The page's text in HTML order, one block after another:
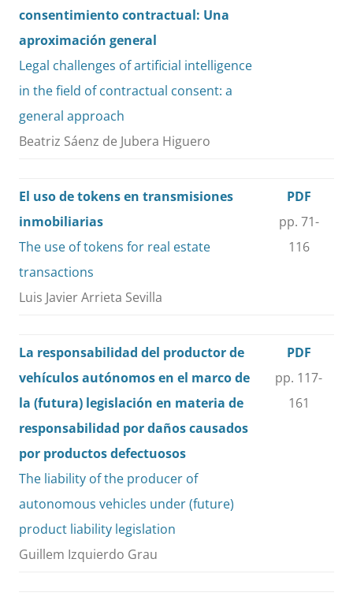
consentimiento contractual: Una
aproximación general
Legal challenges of artificial intelligence
in the field of contractual consent: a
general approach
Beatriz Sáenz de Jubera Higuero
El uso de tokens en transmisiones
inmobiliarias
The use of tokens for real estate
transactions
Luis Javier Arrieta Sevilla
PDF
pp. 71-
116
La responsabilidad del productor de
vehículos autónomos en el marco de
la (futura) legislación en materia de
responsabilidad por daños causados
por productos defectuosos
The liability of the producer of
autonomous vehicles under (future)
product liability legislation
Guillem Izquierdo Grau
PDF
pp. 117-
161